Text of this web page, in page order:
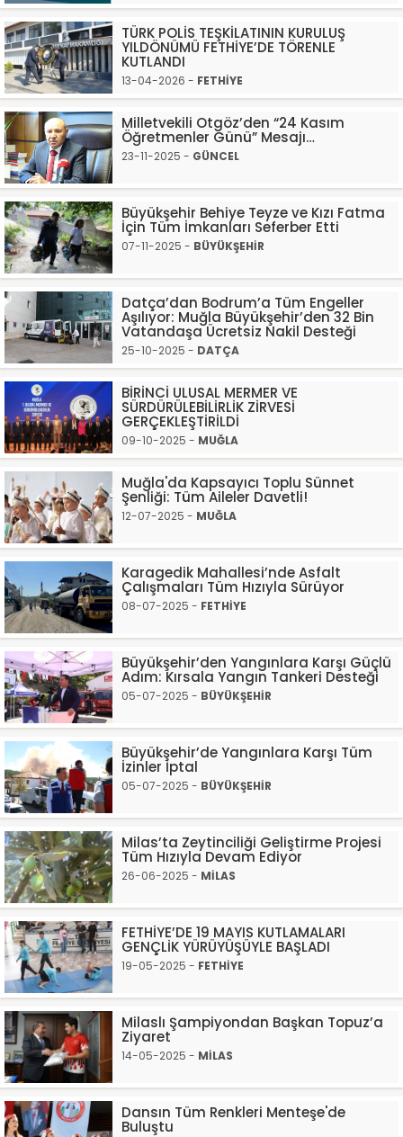
TÜRK POLİS TEŞKİLATININ KURULUŞ
YILDÖNÜMÜ FETHİYE’DE TÖRENLE
KUTLANDI
13-04-2026 - FETHİYE
Milletvekili Otgöz’den “24 Kasım
Öğretmenler Günü” Mesajı…
23-11-2025 - GÜNCEL
Büyükşehir Behiye Teyze ve Kızı Fatma
İçin Tüm İmkanları Seferber Etti
07-11-2025 - BÜYÜKŞEHİR
Datça’dan Bodrum’a Tüm Engeller
Aşılıyor: Muğla Büyükşehir’den 32 Bin
Vatandaşa Ücretsiz Nakil Desteği
25-10-2025 - DATÇA
BİRİNCİ ULUSAL MERMER VE
SÜRDÜRÜLEBİLİRLİK ZİRVESİ
GERÇEKLEŞTİRİLDİ
09-10-2025 - MUĞLA
Muğla'da Kapsayıcı Toplu Sünnet
Şenliği: Tüm Aileler Davetli!
12-07-2025 - MUĞLA
Karagedik Mahallesi’nde Asfalt
Çalışmaları Tüm Hızıyla Sürüyor
08-07-2025 - FETHİYE
Büyükşehir’den Yangınlara Karşı Güçlü
Adım: Kırsala Yangın Tankeri Desteği
05-07-2025 - BÜYÜKŞEHİR
Büyükşehir’de Yangınlara Karşı Tüm
İzinler İptal
05-07-2025 - BÜYÜKŞEHİR
Milas’ta Zeytinciliği Geliştirme Projesi
Tüm Hızıyla Devam Ediyor
26-06-2025 - MİLAS
FETHİYE’DE 19 MAYIS KUTLAMALARI
GENÇLİK YÜRÜYÜŞÜYLE BAŞLADI
19-05-2025 - FETHİYE
Milaslı Şampiyondan Başkan Topuz’a
Ziyaret
14-05-2025 - MİLAS
Dansın Tüm Renkleri Menteşe'de
Buluştu